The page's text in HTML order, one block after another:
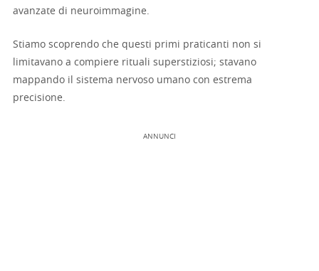
avanzate di neuroimmagine.
Stiamo scoprendo che questi primi praticanti non si
limitavano a compiere rituali superstiziosi; stavano
mappando il sistema nervoso umano con estrema
precisione.
ANNUNCI